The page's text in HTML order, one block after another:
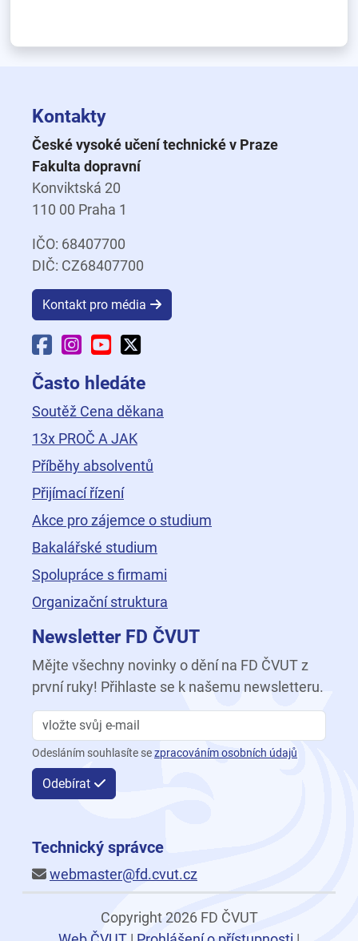
Kontakty
České vysoké učení technické v Praze
Fakulta dopravní
Konviktská 20
110 00 Praha 1
IČO: 68407700
DIČ: CZ68407700
Kontakt pro média
Facebook Fakulty dopravní
Instagram Fakulty dopravní
YouTube Fakulty dopravní
Často hledáte
Soutěž Cena děkana
13x PROČ A JAK
Příběhy absolventů
Přijímací řízení
Akce pro zájemce o studium
Bakalářské studium
Spolupráce s firmami
Organizační struktura
Newsletter FD ČVUT
Mějte všechny novinky o dění na FD ČVUT z
první ruky! Přihlaste se k našemu newsletteru.
Odesláním souhlasíte sezpracováním osobních údajů
Odebírat
Technický správce
webmaster@fd.cvut.cz
Copyright 2026 FD ČVUT